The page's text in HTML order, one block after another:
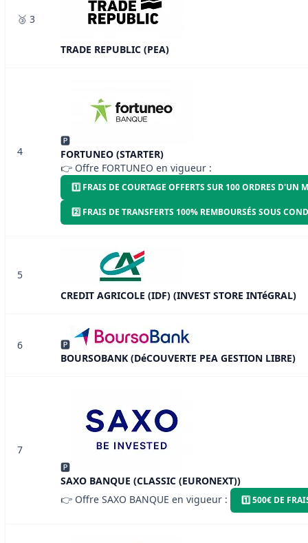
🥉 3
TRADE REPUBLIC (PEA)
4
🅿
FORTUNEO (STARTER)
👉 Offre FORTUNEO en vigueur :
1️⃣ FRAIS DE COURTAGE OFFERTS SUR 100 ORDRES
2️⃣ FRAIS DE TRANSFERTS 100% REMBOURSÉS SOUS
5
CREDIT AGRICOLE (IDF) (INVEST STORE INTéGRAL)
6
🅿
BOURSOBANK (DéCOUVERTE PEA GESTION LIBRE)
7
🅿
SAXO BANQUE (CLASSIC (EURONEXT))
👉 Offre SAXO BANQUE en vigueur :
1️⃣ 500€ DE